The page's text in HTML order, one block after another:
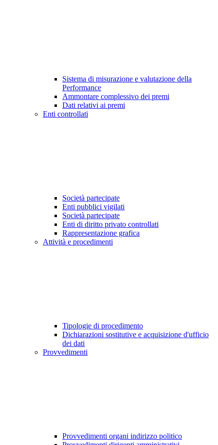
Sistema di misurazione e valutazione della
Performance
Ammontare complessivo dei premi
Dati relativi ai premi
Enti controllati
Società partecipate
Enti pubblici vigilati
Società partecipate
Enti di diritto privato controllati
Rappresentazione grafica
Attività e procedimenti
Tipologie di procedimento
Dichiarazioni sostitutive e acquisizione d'ufficio
dei dati
Provvedimenti
Provvedimenti organi indirizzo politico